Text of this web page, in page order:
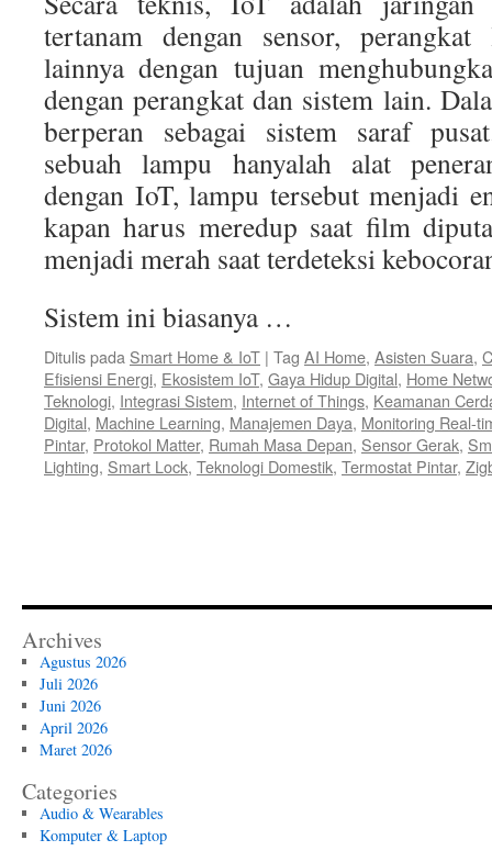
tertanam dengan sensor,
lainnya dengan tujuan
dengan perangkat dan sistem lain.
berperan sebagai sistem saraf
sebuah lampu hanyalah alat
dengan IoT, lampu tersebut menjadi
kapan harus meredup saat film
menjadi merah saat terdeteksi
Sistem ini biasanya …
Ditulis pada Smart Home & IoT | Tag AI Home, Asisten Suara,
Efisiensi Energi, Ekosistem IoT, Gaya Hidup Digital, Home
Teknologi, Integrasi Sistem, Internet of Things, Keamanan
Digital, Machine Learning, Manajemen Daya, Monitoring Real-
Pintar, Protokol Matter, Rumah Masa Depan, Sensor Gerak,
Lighting, Smart Lock, Teknologi Domestik, Termostat Pintar,
Archives
Agustus 2026
Juli 2026
Juni 2026
April 2026
Maret 2026
Categories
Audio & Wearables
Komputer & Laptop